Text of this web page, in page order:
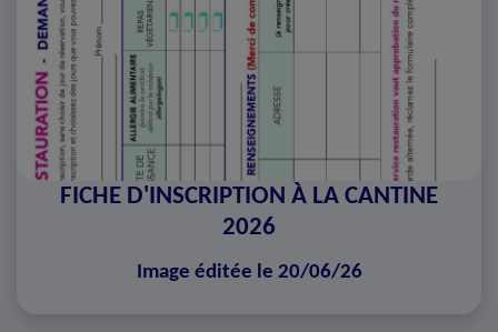
FICHE D'INSCRIPTION À LA CANTINE
2026
Image éditée le 20/06/26